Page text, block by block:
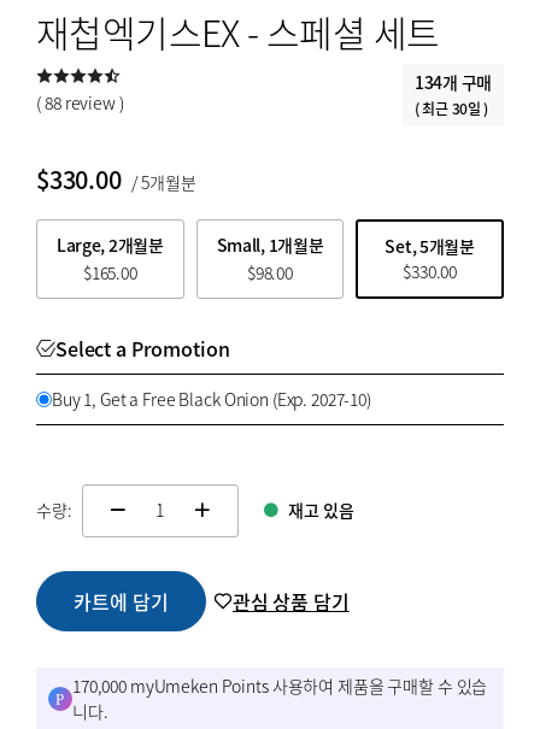
재첩엑기스EX - 스페셜 세트
( 88 review )
134개 구매
( 최근 30일 )
$330.00 / 5개월분
Large, 2개월분
$165.00
Small, 1개월분
$98.00
Set, 5개월분
$330.00
Select a Promotion
Buy 1, Get a Free Black Onion (Exp. 2027-10)
수량: change quamtity 재고 있음
카트에 담기 관심 상품 담기
170,000 myUmeken Points 사용하여 제품을 구매할 수 있습
니다.
전통한과
전통해산물
꽃배달
BY PRICE
from price
$ to price
$
검색